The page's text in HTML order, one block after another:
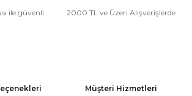
ile güvenli 2000 TL ve Üzeri Alışverişlerde
Müşteri Hizmetleri